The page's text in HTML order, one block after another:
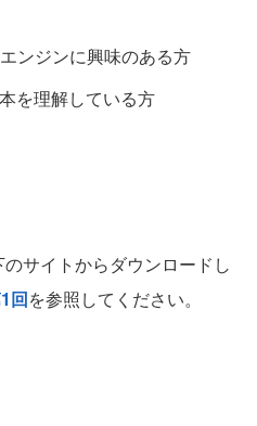
ンジンに興味のある方
を理解している方
サイトからダウンロードし
回を参照してください。